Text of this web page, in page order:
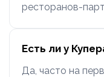
ресторанов-
Есть ли у
Да, часто на